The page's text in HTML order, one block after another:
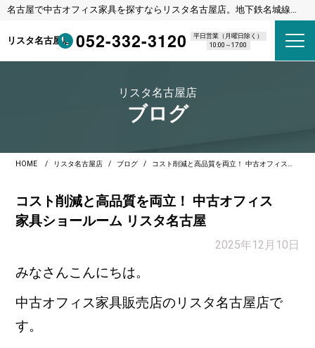
名古屋で中古オフィス家具を探すならリスタ名古屋店。地下鉄名城線
リスタ名古屋店 052-332-3120
平日営業（月曜日除く）
10:00～17:00
リスタ名古屋店
ブログ
HOME リスタ名古屋店 ブログ コスト削減と高品質を両立！ 中古オフィス家具ショールーム リスタ名古屋
コスト削減と高品質を両立！ 中古オフィス
家具ショールーム リスタ名古屋
2025年12月10日
みなさんこんにちは。
中古オフィス家具販売店のリスタ名古屋店で
す。